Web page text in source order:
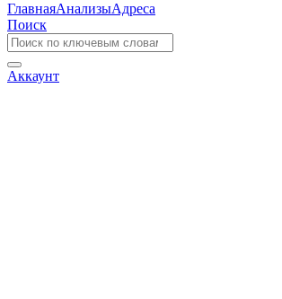
ГлавнаяАнализыАдреса
Поиск
Аккаунт